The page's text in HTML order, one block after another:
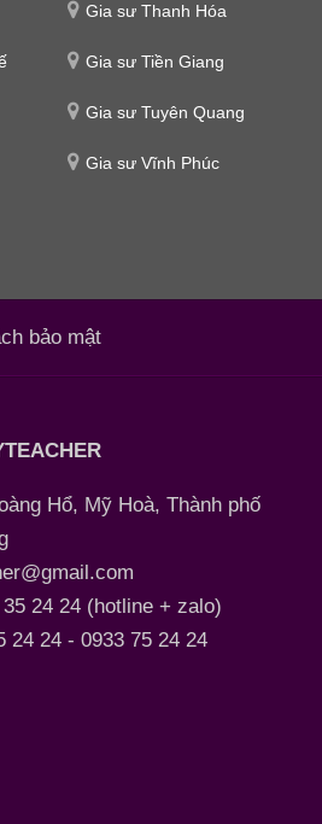
Gia sư Thanh Hóa
Gia sư Tiền Giang
Gia sư Tuyên Quang
Gia sư Vĩnh Phúc
bảo mật
Hổ, Mỹ Hoà, Thành phố
24 24 (hotline + zalo)
24 24 - 0933 75 24 24